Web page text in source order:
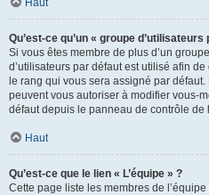
Haut
Qu’est-ce qu’un « groupe d’utilisateurs
Si vous êtes membre de plus d’un
d’utilisateurs par défaut est utilisé afin
le rang qui vous sera assigné par
peuvent vous autoriser à modifier vous-
défaut depuis le panneau de contrôle de
Haut
Qu’est-ce que le lien « L’équipe » ?
Cette page liste les membres de